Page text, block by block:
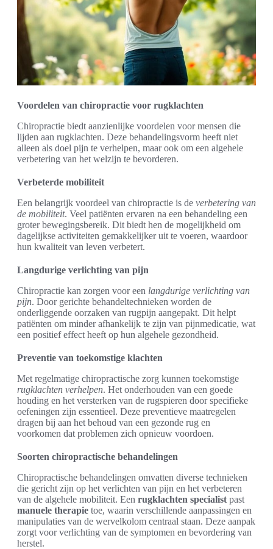
Voordelen van chiropractie voor rugklachten
Chiropractie biedt aanzienlijke voordelen voor mensen die
lijden aan rugklachten. Deze behandelingsvorm heeft niet
alleen als doel pijn te verhelpen, maar ook om een algehele
verbetering van het welzijn te bevorderen.
Verbeterde mobiliteit
Een belangrijk voordeel van chiropractie is de verbetering van
de mobiliteit. Veel patiënten ervaren na een behandeling een
groter bewegingsbereik. Dit biedt hen de mogelijkheid om
dagelijkse activiteiten gemakkelijker uit te voeren, waardoor
hun kwaliteit van leven verbetert.
Langdurige verlichting van pijn
Chiropractie kan zorgen voor een langdurige verlichting van
pijn. Door gerichte behandeltechnieken worden de
onderliggende oorzaken van rugpijn aangepakt. Dit helpt
patiënten om minder afhankelijk te zijn van pijnmedicatie, wat
een positief effect heeft op hun algehele gezondheid.
Preventie van toekomstige klachten
Met regelmatige chiropractische zorg kunnen toekomstige
rugklachten verhelpen. Het onderhouden van een goede
houding en het versterken van de rugspieren door specifieke
oefeningen zijn essentieel. Deze preventieve maatregelen
dragen bij aan het behoud van een gezonde rug en
voorkomen dat problemen zich opnieuw voordoen.
Soorten chiropractische behandelingen
Chiropractische behandelingen omvatten diverse technieken
die gericht zijn op het verlichten van pijn en het verbeteren
van de algehele mobiliteit. Een rugklachten specialist past
manuele therapie toe, waarin verschillende aanpassingen en
manipulaties van de wervelkolom centraal staan. Deze aanpak
zorgt voor verlichting van de symptomen en bevordering van
herstel.